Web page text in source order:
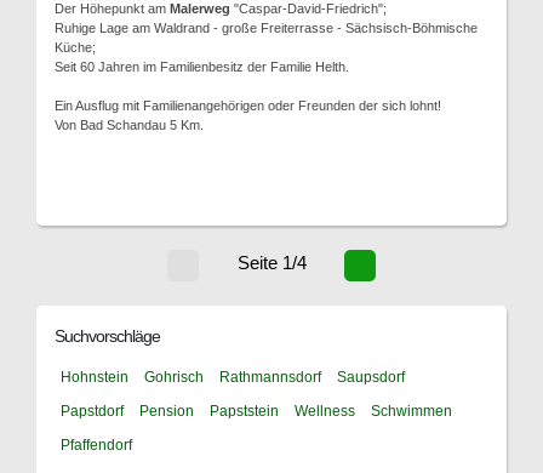
Der Höhepunkt am Malerweg "Caspar-David-Friedrich";
Ruhige Lage am Waldrand - große Freiterrasse - Sächsisch-Böhmische
Küche;
Seit 60 Jahren im Familienbesitz der Familie Helth.
Ein Ausflug mit Familienangehörigen oder Freunden der sich lohnt!
Von Bad Schandau 5 Km.
Seite 1/4
Suchvorschläge
Hohnstein Gohrisch Rathmannsdorf
Saupsdorf
Papstdorf
Pension Papststein Wellness
Schwimmen
Pfaffendorf